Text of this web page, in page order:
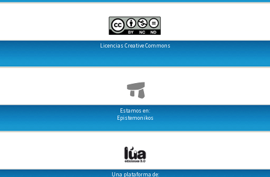
Licencias Creative Commons
Estamos en:
Epistemonikos
Una plataforma de: